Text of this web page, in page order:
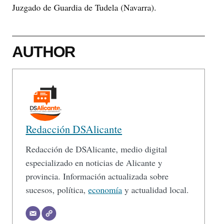
Juzgado de Guardia de Tudela (Navarra).
AUTHOR
Redacción DSAlicante
Redacción de DSAlicante, medio digital
especializado en noticias de Alicante y
provincia. Información actualizada sobre
sucesos, política, economía y actualidad local.